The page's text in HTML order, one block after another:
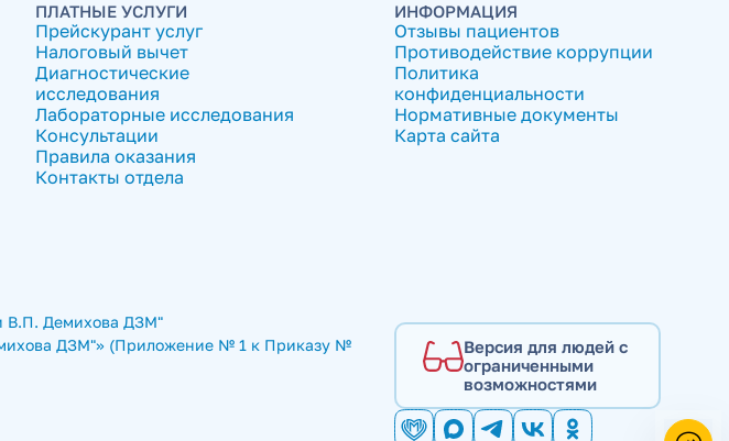
ПЛАТНЫЕ УСЛУГИ
Прейскурант услуг
Налоговый вычет
Диагностические
исследования
Лабораторные исследования
Консультации
Правила оказания
Контакты отдела
ИНФОРМАЦИЯ
Отзывы пациентов
Противодействие коррупции
Политика
конфиденциальности
Нормативные документы
Карта сайта
В.П. Демихова ДЗМ"
ДЗМ"» (Приложение № 1 к Приказу №
Версия для людей с
ограниченными
возможностями